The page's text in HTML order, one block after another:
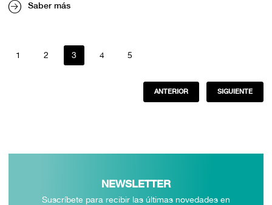
Saber más
1 2 3 4 5
ANTERIOR SIGUIENTE
NEWSLETTER
Suscríbete para recibir las últimas novedades en